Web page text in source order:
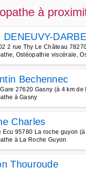
à
DENEUVY-
2 rue Thy Le Château
Ostéopathie viscérale,
Bechennec
27620 Gasny (à 4 km de
à Gasny
Charles
Ecu 95780 La roche guyon
à La Roche Guyon
Thouroude